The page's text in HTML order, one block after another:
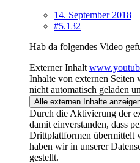
14. September 2018
#5.132
Hab da folgendes Video
Externer Inhalt
Inhalte von externen Seiten
nicht automatisch geladen
Alle externen Inhalte
Durch die Aktivierung der
damit einverstanden, dass
Drittplattformen übermittelt
haben wir in unserer
gestellt.